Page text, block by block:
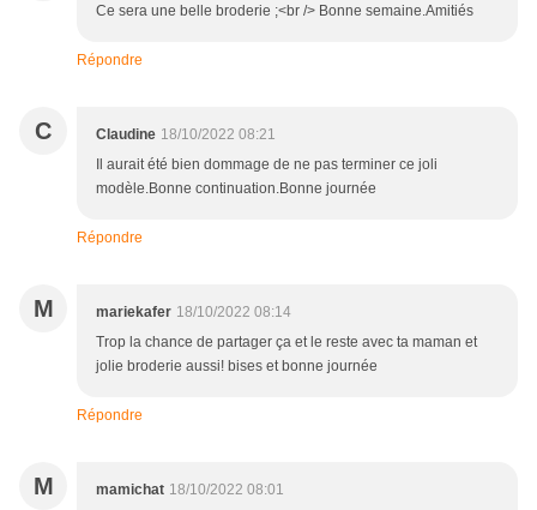
Ce sera une belle broderie ;<br /> Bonne semaine.Amitiés
Répondre
C Claudine 18/10/2022 08:21
Il aurait été bien dommage de ne pas terminer ce joli
modèle.Bonne continuation.Bonne journée
Répondre
M mariekafer 18/10/2022 08:14
Trop la chance de partager ça et le reste avec ta maman et
jolie broderie aussi! bises et bonne journée
Répondre
M mamichat 18/10/2022 08:01